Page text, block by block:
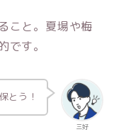
こと。夏場や梅
です。
三好
とう！